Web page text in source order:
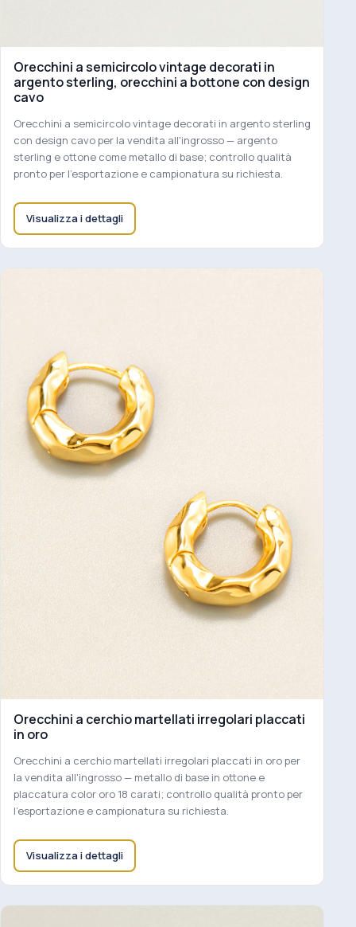
Orecchini a semicircolo vintage decorati in
argento sterling, orecchini a bottone con design
cavo
Orecchini a semicircolo vintage decorati in argento sterling
con design cavo per la vendita all'ingrosso — argento
sterling e ottone come metallo di base; controllo qualità
pronto per l'esportazione e campionatura su richiesta.
Visualizza i dettagli
Orecchini a cerchio martellati irregolari placcati
in oro
Orecchini a cerchio martellati irregolari placcati in oro per
la vendita all'ingrosso — metallo di base in ottone e
placcatura color oro 18 carati; controllo qualità pronto per
l'esportazione e campionatura su richiesta.
Visualizza i dettagli